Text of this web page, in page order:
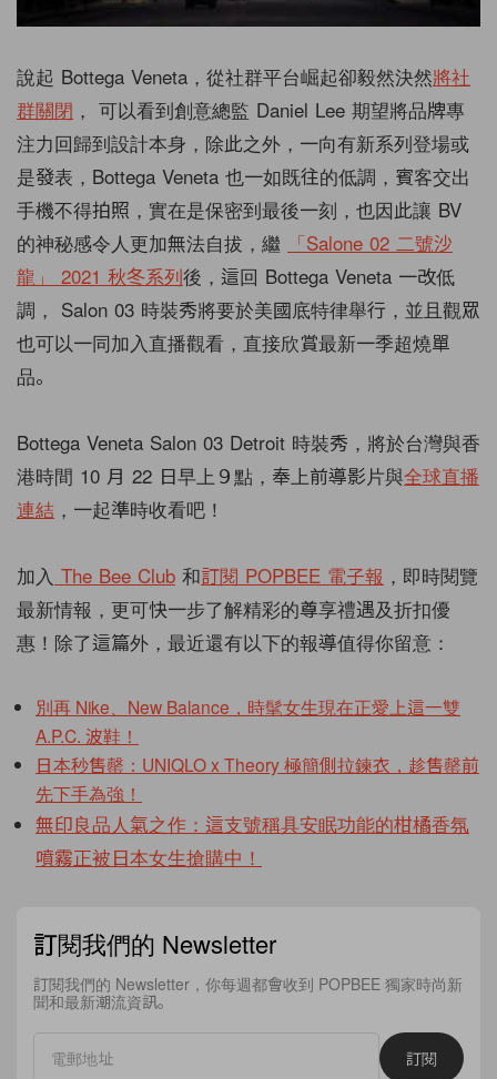
說起 Bottega Veneta，從社群平台崛起卻毅然決然將社
群關閉 ， 可以看到創意總監 Daniel Lee 期望將品牌專
注力回歸到設計本身，除此之外，一向有新系列登場或
是發表，Bottega Veneta 也一如既往的低調，賓客交出
手機不得拍照，實在是保密到最後一刻，也因此讓 BV
的神秘感令人更加無法自拔，繼
「Salone 02 二號沙
龍」 2021 秋冬系列後，這回 Bottega Veneta 一改低
調， Salon 03 時裝秀將要於美國底特律舉行，並且觀眾
也可以一同加入直播觀看，直接欣賞最新一季超燒單
品。
Bottega Veneta Salon 03 Detroit 時裝秀， 將於台灣與香
港時間 10 月 22 日早上９點，奉上前導影片與全球直播
連結 ，一起準時收看吧！
加入 The Bee Club 和訂閱 POPBEE 電子報 ，即時閱覽
最新情報，更可快一步了解精彩的尊享禮遇及折扣優
惠！除了這篇外，最近還有以下的報導值得你留意：
別再 Nike、New Balance，時髦女生現在正愛上這一雙
A.P.C. 波鞋！
日本秒售罄：UNIQLO x Theory 極簡側拉鍊衣，趁售罄前
先下手為強！
無印良品人氣之作：這支號稱具安眠功能的柑橘香氛
噴霧正被日本女生搶購中！
訂閱我們的 Newsletter
訂閱我們的 Newsletter，你每週都會收到 POPBEE 獨家時尚新
聞和最新潮流資訊。
訂閱